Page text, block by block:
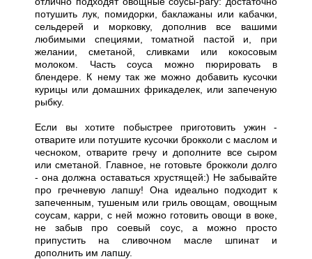
потушить лук, помидорки, баклажаны или кабачки,
сельдерей и морковку, дополнив все вашими
любимыми специями, томатной пастой и, при
желании, сметаной, сливками или кокосовым
молоком. Часть соуса можно пюрировать в
блендере. К нему так же можно добавить кусочки
курицы или домашних фрикаделек, или запеченую
рыбку.
Если вы хотите побыстрее приготовить ужин -
отварите или потушите кусочки брокколи с маслом и
чесноком, отварите гречу и дополните все сыром
или сметаной. Главное, не готовьте брокколи долго
- она должна оставаться хрустящей:) Не забывайте
про гречневую лапшу! Она идеально подходит к
запеченным, тушеным или гриль овощам, овощным
соусам, карри, с ней можно готовить овощи в воке,
не забыв про соевый соус, а можно просто
припустить на сливочном масле шпинат и
дополнить им лапшу.